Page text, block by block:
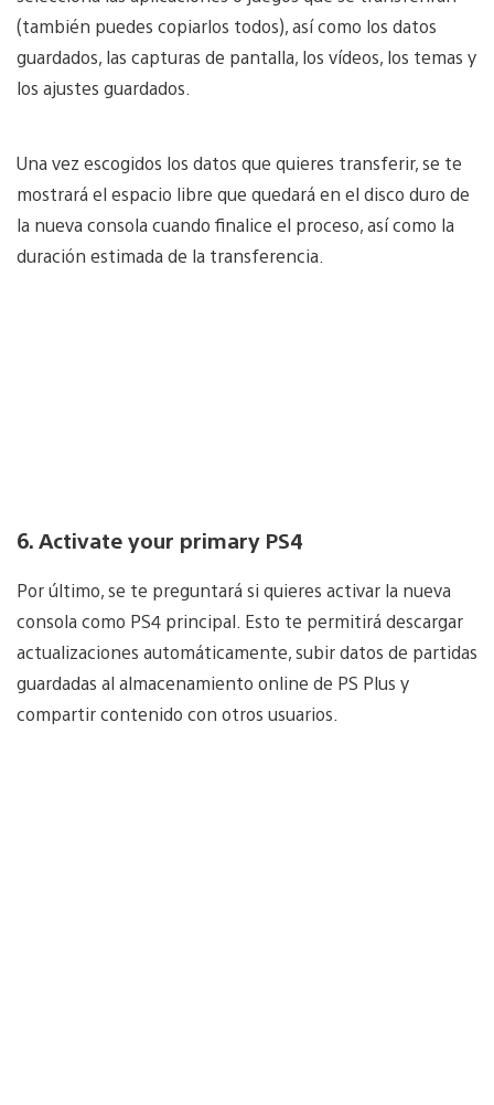
(también puedes copiarlos todos), así como los datos
guardados, las capturas de pantalla, los vídeos, los temas y
los ajustes guardados.
Una vez escogidos los datos que quieres transferir, se te
mostrará el espacio libre que quedará en el disco duro de
la nueva consola cuando finalice el proceso, así como la
duración estimada de la transferencia.
6. Activate your primary PS4
Por último, se te preguntará si quieres activar la nueva
consola como PS4 principal. Esto te permitirá descargar
actualizaciones automáticamente, subir datos de partidas
guardadas al almacenamiento online de PS Plus y
compartir contenido con otros usuarios.